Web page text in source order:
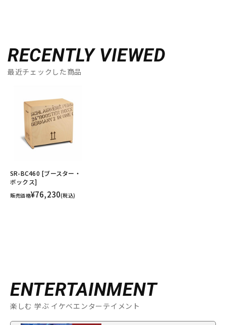
RECENTLY VIEWED
最近チェックした商品
SR-BC460 [ブースター・
ボックス]
販売価格¥76,230(税込)
ENTERTAINMENT
楽しむ 学ぶ イケベエンターテイメント